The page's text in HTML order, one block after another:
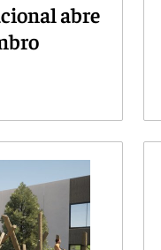
abre